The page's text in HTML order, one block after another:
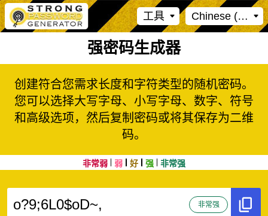
工具 Chinese
强密码生成器
创建符合您需求长度和字符类型的随机密码。
您可以选择大写字母、小写字母、数字、符号
和高级选项，然后复制密码或将其保存为二维
码。
非常弱 弱 好 强 非常强
非常强